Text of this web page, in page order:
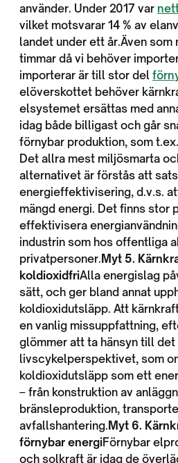
använder. Under 2017 var
vilket motsvarar 14 % av
landet under ett år.Även
timmar då vi behöver
importerar är till stor del
elöverskottet behöver
elsystemet ersättas med
idag både billigast och går
förnybar produktion, som
Det allra mest miljösmarta
alternativet är förstås att
energieffektivisering, d.v.s.
mängd energi. Det finns stor
effektivisera
industrin som hos offentliga
privatpersoner. Myt 5.
koldioxidfriAlla energislag
sätt, och ger bland annat
koldioxidutsläpp. Att
en vanlig missuppfattning,
glömmer att ta hänsyn till det
livscykelperspektivet, som
koldioxidutsläpp som ett
– från konstruktion av
bränsleproduktion,
avfallshantering. Myt 6.
förnybar energiFörnybar
och solkraft är idag de